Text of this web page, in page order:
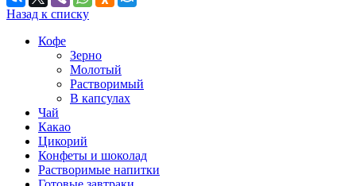
Назад к списку
Кофе
Зерно
Молотый
Растворимый
В капсулах
Чай
Какао
Цикорий
Конфеты и шоколад
Растворимые напитки